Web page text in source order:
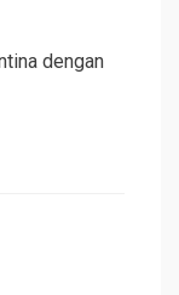
dengan